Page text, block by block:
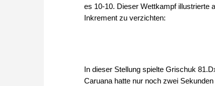
es 10-10. Dieser Wettkampf illustrierte
Inkrement zu verzichten:
In dieser Stellung spielte Grischuk
Caruana hatte nur noch zwei